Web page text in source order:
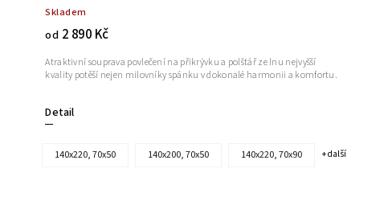
Skladem
od 2 890 Kč
Detail
Atraktivní souprava povlečení na přikrývku a polštář ze lnu nejvyšší
kvality potěší nejen milovníky spánku v dokonalé harmonii a komfortu.
140x220, 70x50 140x200, 70x50 140x220, 70x90 + další